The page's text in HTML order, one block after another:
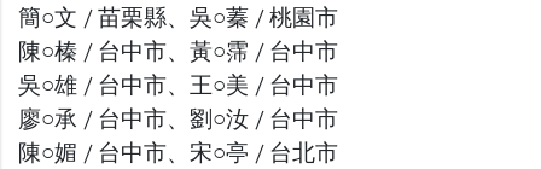
簡○文 / 苗栗縣、吳○蓁 / 桃園市
陳○榛 / 台中市、黃○霈 / 台中市
吳○雄 / 台中市、王○美 / 台中市
廖○承 / 台中市、劉○汝 / 台中市
陳○媚 / 台中市、宋○亭 / 台北市